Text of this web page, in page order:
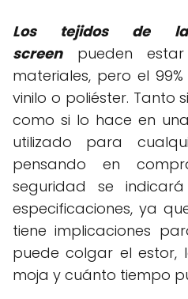
Los tejidos de
screenpueden estar
materiales, pero el
vinilo o poliéster. Tanto
como si lo hace en
utilizado para
pensando en
seguridad se
especificaciones, ya
tiene implicaciones
puede colgar el estor,
moja y cuánto tiempo